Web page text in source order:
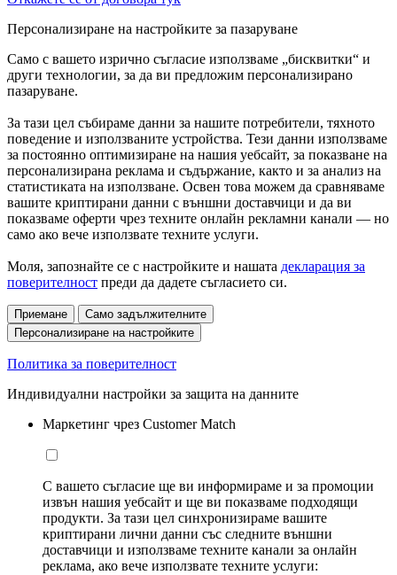
Персонализиране на настройките за пазаруване
Само с вашето изрично съгласие използваме „бисквитки“ и
други технологии, за да ви предложим персонализирано
пазаруване.
За тази цел събираме данни за нашите потребители, тяхното
поведение и използваните устройства. Тези данни използваме
за постоянно оптимизиране на нашия уебсайт, за показване на
персонализирана реклама и съдържание, както и за анализ на
статистиката на използване. Освен това можем да сравняваме
вашите криптирани данни с външни доставчици и да ви
показваме оферти чрез техните онлайн рекламни канали — но
само ако вече използвате техните услуги.
Моля, запознайте се с настройките и нашата декларация за
поверителност преди да дадете съгласието си.
Приемане
Само задължителните
Персонализиране на настройките
Политика за поверителност
Индивидуални настройки за защита на данните
Маркетинг чрез Customer Match
С вашето съгласие ще ви информираме и за промоции
извън нашия уебсайт и ще ви показваме подходящи
продукти. За тази цел синхронизираме вашите
криптирани лични данни със следните външни
доставчици и използваме техните канали за онлайн
реклама, ако вече използвате техните услуги: